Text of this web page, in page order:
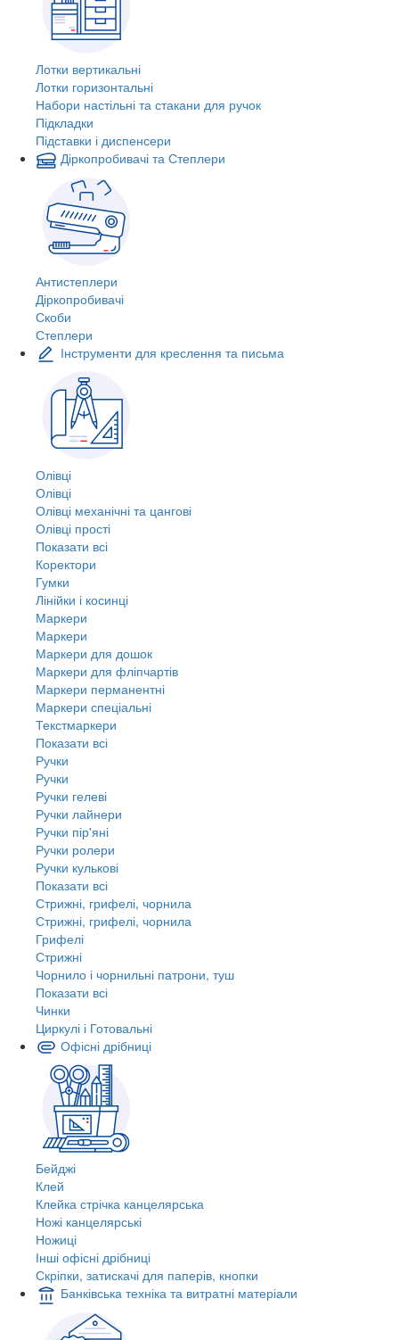
Лотки вертикальні
Лотки горизонтальні
Набори настільні та стакани для ручок
Підкладки
Підставки і диспенсери
Діркопробивачі та Степлери
Антистеплери
Діркопробивачі
Скоби
Степлери
Інструменти для креслення та письма
Олівці
Олівці
Олівці механічні та цангові
Олівці прості
Показати всі
Коректори
Гумки
Лінійки і косинці
Маркери
Маркери
Маркери для дошок
Маркери для фліпчартів
Маркери перманентні
Маркери спеціальні
Текстмаркери
Показати всі
Ручки
Ручки
Ручки гелеві
Ручки лайнери
Ручки пір'яні
Ручки ролери
Ручки кулькові
Показати всі
Стрижні, грифелі, чорнила
Стрижні, грифелі, чорнила
Грифелі
Стрижні
Чорнило і чорнильні патрони, туш
Показати всі
Чинки
Циркулі і Готовальні
Офісні дрібниці
Бейджі
Клей
Клейка стрічка канцелярська
Ножі канцелярські
Ножиці
Інші офісні дрібниці
Скріпки, затискачі для паперів, кнопки
Банківська техніка та витратні матеріали